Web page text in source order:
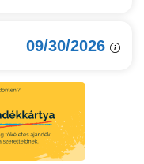
09/30/2026